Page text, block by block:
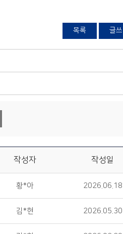
목록 글쓰
작성자 작성일
황*아 2026.06.18
김*현 2026.05.30